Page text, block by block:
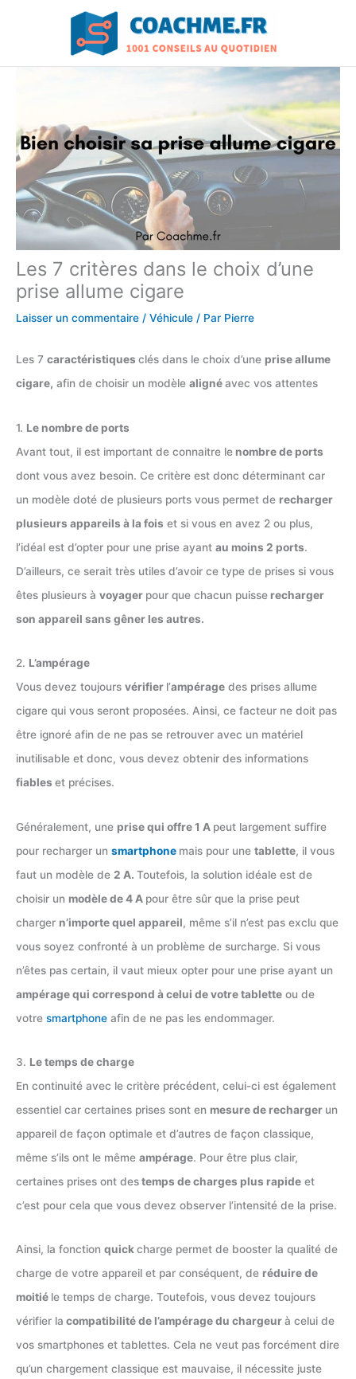
Les 7 critères dans le choix d’une
prise allume cigare
Laisser un commentaire / Véhicule / Par Pierre
Les 7 caractéristiques clés dans le choix d’une prise allume
cigare, afin de choisir un modèle alignéavec vos attentes
1. Le nombre de ports
Avant tout, il est important de connaitre le nombre de ports
dont vous avez besoin. Ce critère est donc déterminant car
un modèle doté de plusieurs ports vous permet de recharger
plusieurs appareils à la fois et si vous en avez 2 ou plus,
l’idéal est d’opter pour une prise ayant au moins 2 ports.
D’ailleurs, ce serait très utiles d’avoir ce type de prises si vous
êtes plusieurs à voyager pour que chacun puisse recharger
son appareil sans gêner les autres.
2. L’ampérage
Vous devez toujours vérifier l’ampérage des prises allume
cigare qui vous seront proposées. Ainsi, ce facteur ne doit pas
être ignoré afin de ne pas se retrouver avec un matériel
inutilisable et donc, vous devez obtenir des informations
fiables et précises.
Généralement, une prise qui offre 1 A peut largement suffire
pour recharger un smartphone mais pour une tablette, il vous
faut un modèle de 2 A. Toutefois, la solution idéale est de
choisir un modèle de 4 A pour être sûr que la prise peut
charger n’importe quel appareil, même s’il n’est pas exclu que
vous soyez confronté à un problème de surcharge. Si vous
n’êtes pas certain, il vaut mieux opter pour une prise ayant un
ampérage qui correspond à celui de votre tablette ou de
votre smartphone afin de ne pas les endommager.
3. Le temps de charge
En continuité avec le critère précédent, celui-ci est également
essentiel car certaines prises sont en mesure de recharger un
appareil de façon optimale et d’autres de façon classique,
même s’ils ont le même ampérage. Pour être plus clair,
certaines prises ont destemps de charges plus rapide et
c’est pour cela que vous devez observer l’intensité de la prise.
Ainsi, la fonction quickcharge permet de booster la qualité de
charge de votre appareil et par conséquent, de réduire de
moitié le temps de charge. Toutefois, vous devez toujours
vérifier la compatibilité de l’ampérage du chargeurà celui de
vos smartphones et tablettes. Cela ne veut pas forcément dire
qu’un chargement classique est mauvaise, il nécessite juste